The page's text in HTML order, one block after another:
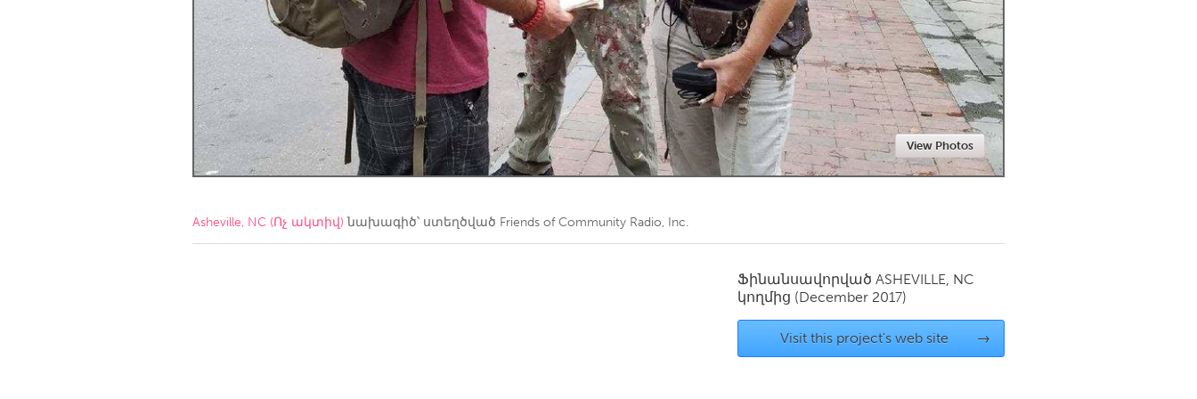
Amherstburg
Kingston Kitchener-Waterloo New Glasgow
Newmarket
South Shore Toronto
MALAYSIA
Kuala Lumpur
NETHERLANDS
QATAR
View Photos
Asheville, NC (Ոչ ակտիվ) նախագիծ՝ ստեղծված Friends of Community Radio, Inc.
Ֆինանսավորված ASHEVILLE, NC
կողմից (December 2017)
Visit this project's web site →